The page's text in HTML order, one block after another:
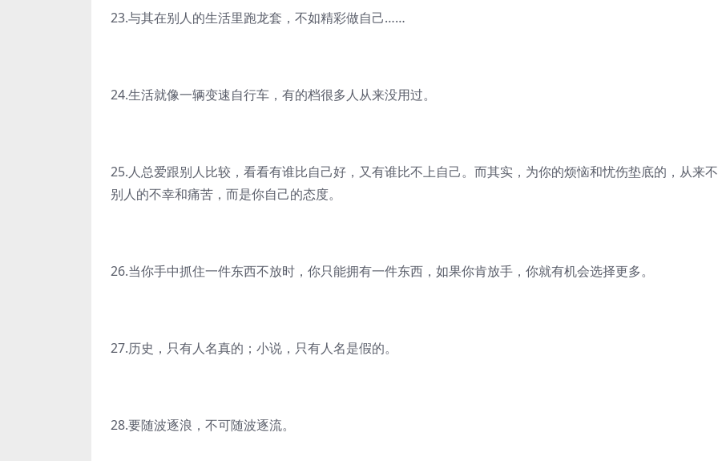
23.与其在别人的生活里跑龙套，不如精彩做自己……
24.生活就像一辆变速自行车，有的档很多人从来没用过。
25.人总爱跟别人比较，看看有谁比自己好，又有谁比不上自己。而其实，为你的烦恼和忧伤垫底的，从来
别人的不幸和痛苦，而是你自己的态度。
26.当你手中抓住一件东西不放时，你只能拥有一件东西，如果你肯放手，你就有机会选择更多。
27.历史，只有人名真的；小说，只有人名是假的。
28.要随波逐浪，不可随波逐流。